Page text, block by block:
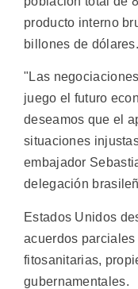
producto interno
billones de dólares.
"Las
juego el futuro
deseamos que el
situaciones
embajador
delegación
Estados Unidos
acuerdos
fitosanitarias,
gubernamentales.